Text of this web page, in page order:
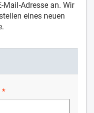
Mail-Adresse an. Wir
eines neuen